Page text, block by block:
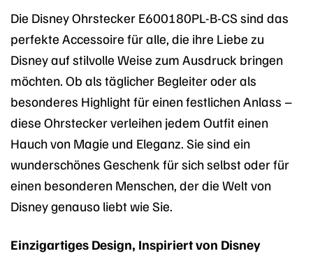
Die Disney Ohrstecker E600180PL-B-CS sind das
perfekte Accessoire für alle, die ihre Liebe zu
Disney auf stilvolle Weise zum Ausdruck bringen
möchten. Ob als täglicher Begleiter oder als
besonderes Highlight für einen festlichen Anlass –
diese Ohrstecker verleihen jedem Outfit einen
Hauch von Magie und Eleganz. Sie sind ein
wunderschönes Geschenk für sich selbst oder für
einen besonderen Menschen, der die Welt von
Disney genauso liebt wie Sie.
Einzigartiges Design, Inspiriert von Disney